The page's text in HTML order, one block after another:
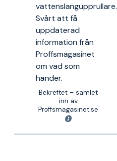
vattenslangupprullare.
Svårt att få
uppdaterad
information från
Proffsmagasinet
om vad som
händer.
Bekreftet – samlet
inn av
Proffsmagasinet.se